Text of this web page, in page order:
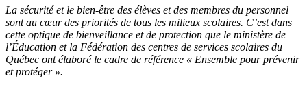
La sécurité et le bien-être des élèves et des membres du personnel
sont au cœur des priorités de tous les milieux scolaires. C’est dans
cette optique de bienveillance et de protection que le ministère de
l’Éducation et la Fédération des centres de services scolaires du
Québec ont élaboré le cadre de référence « Ensemble pour prévenir
et protéger ».